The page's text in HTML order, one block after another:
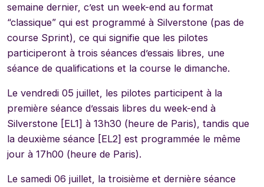
semaine dernier, c’est un week-end au format
“classique” qui est programmé à Silverstone (pas de
course Sprint), ce qui signifie que les pilotes
participeront à trois séances d’essais libres, une
séance de qualifications et la course le dimanche.
Le vendredi 05 juillet, les pilotes participent à la
première séance d’essais libres du week-end à
Silverstone [EL1] à 13h30 (heure de Paris), tandis que
la deuxième séance [EL2] est programmée le même
jour à 17h00 (heure de Paris).
Le samedi 06 juillet, la troisième et dernière séance